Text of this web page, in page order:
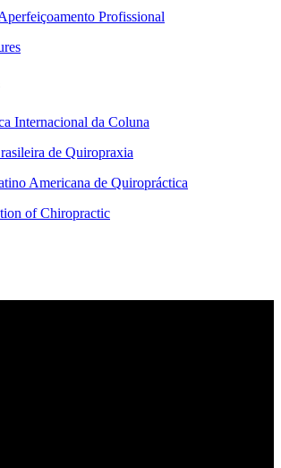
Profissional
Internacional da Coluna
de Quiropraxia
Americana de Quiropráctica
of Chiropractic